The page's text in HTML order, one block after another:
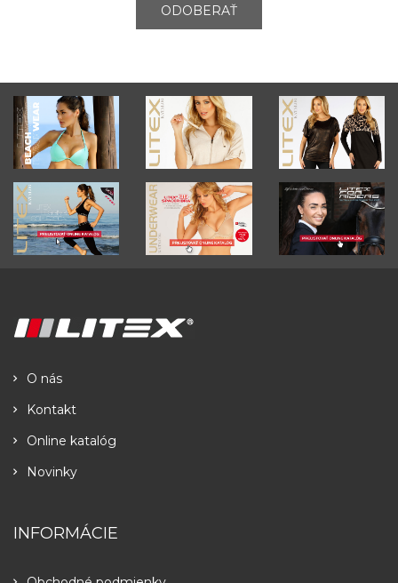
ODOBERAŤ
O nás
Kontakt
Online katalóg
Novinky
INFORMÁCIE